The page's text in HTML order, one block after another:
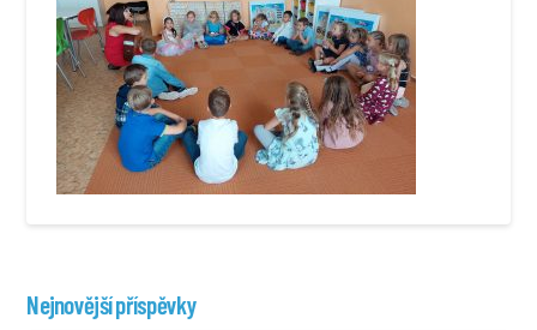
Nejnovější příspěvky